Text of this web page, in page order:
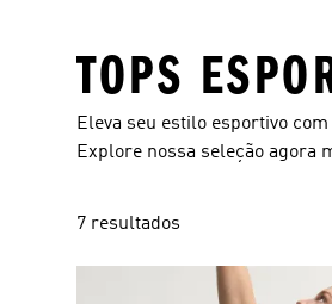
TOPS
Eleva seu estilo esportivo
Explore nossa seleção agora
7 resultados